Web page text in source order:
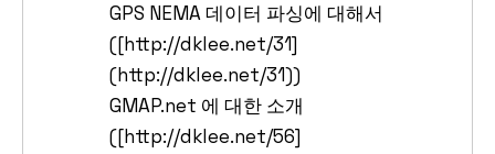
GPS NEMA 데이터 파싱에 대해서
([http://dklee.net/31]
(http://dklee.net/31))
GMAP.net 에 대한 소개
([http://dklee.net/56]